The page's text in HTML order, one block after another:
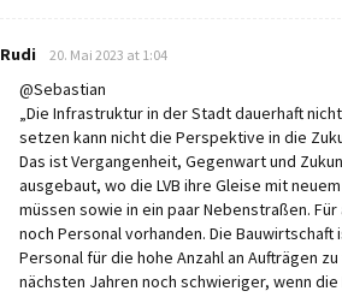
Rudi says:
20. Mai 2023 at 1:04
@Sebastian
„Die Infrastruktur in der Stadt dauerhaft
setzen kann nicht die Perspektive in die
Das ist Vergangenheit, Gegenwart und
ausgebaut, wo die LVB ihre Gleise mit
müssen sowie in ein paar Nebenstraßen.
noch Personal vorhanden. Die Bauwirtschaft
Personal für die hohe Anzahl an Aufträgen
nächsten Jahren noch schwieriger, wenn